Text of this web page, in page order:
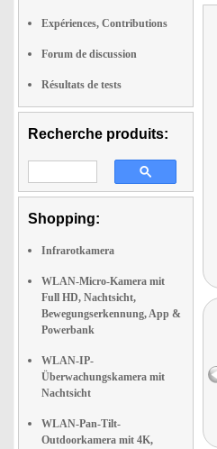
Expériences, Contributions
Forum de discussion
Résultats de tests
Recherche produits:
Shopping:
Infrarotkamera
WLAN-Micro-Kamera mit
Full HD, Nachtsicht,
Bewegungserkennung, App &
Powerbank
WLAN-IP-
Überwachungskamera mit
Nachtsicht
WLAN-Pan-Tilt-
Outdoorkamera mit 4K,